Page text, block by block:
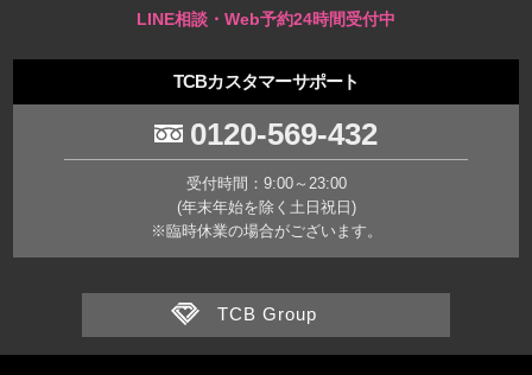
LINE相談・Web予約24時間受付中
TCBカスタマーサポート
0120-569-432
受付時間：9:00～23:00
(年末年始を除く土日祝日)
※臨時休業の場合がございます。
TCB Group